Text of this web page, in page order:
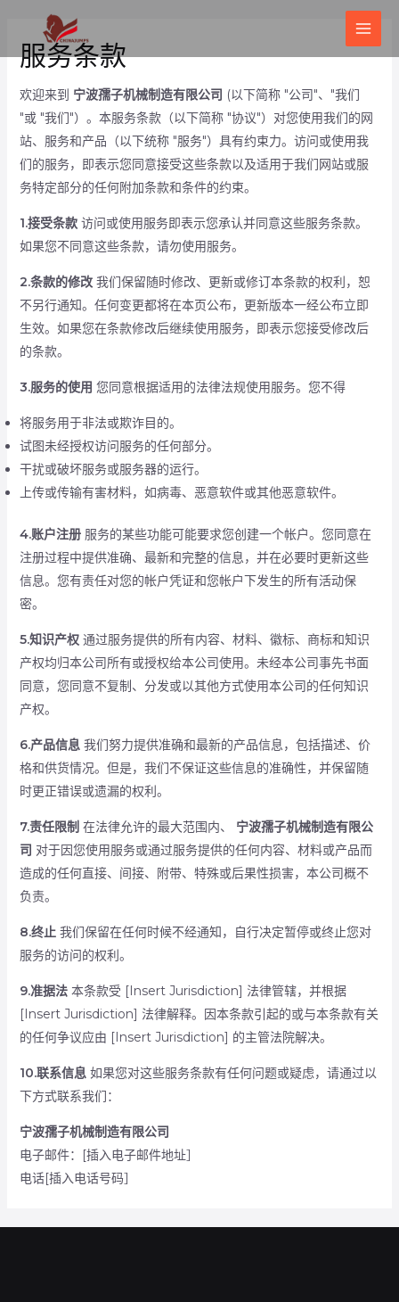
内
主
菜
服务条款
欢迎来到 宁波孺子机械制造有限公司 (以下简称 "公司"、"我们
"或 "我们"）。本服务条款（以下简称 "协议"）对您使用我们的网
站、服务和产品（以下统称 "服务"）具有约束力。访问或使用我
们的服务，即表示您同意接受这些条款以及适用于我们网站或服
务特定部分的任何附加条款和条件的约束。
1.接受条款访问或使用服务即表示您承认并同意这些服务条款。
如果您不同意这些条款，请勿使用服务。
2.条款的修改我们保留随时修改、更新或修订本条款的权利，恕
不另行通知。任何变更都将在本页公布，更新版本一经公布立即
生效。如果您在条款修改后继续使用服务，即表示您接受修改后
的条款。
3.服务的使用 您同意根据适用的法律法规使用服务。您不得
将服务用于非法或欺诈目的。
试图未经授权访问服务的任何部分。
干扰或破坏服务或服务器的运行。
上传或传输有害材料，如病毒、恶意软件或其他恶意软件。
4.账户注册服务的某些功能可能要求您创建一个帐户。您同意在
注册过程中提供准确、最新和完整的信息，并在必要时更新这些
信息。您有责任对您的帐户凭证和您帐户下发生的所有活动保
密。
5.知识产权通过服务提供的所有内容、材料、徽标、商标和知识
产权均归本公司所有或授权给本公司使用。未经本公司事先书面
同意，您同意不复制、分发或以其他方式使用本公司的任何知识
产权。
6.产品信息我们努力提供准确和最新的产品信息，包括描述、价
格和供货情况。但是，我们不保证这些信息的准确性，并保留随
时更正错误或遗漏的权利。
7.责任限制 在法律允许的最大范围内、 宁波孺子机械制造有限公
司 对于因您使用服务或通过服务提供的任何内容、材料或产品而
造成的任何直接、间接、附带、特殊或后果性损害，本公司概不
负责。
8.终止我们保留在任何时候不经通知，自行决定暂停或终止您对
服务的访问的权利。
9.准据法本条款受 [Insert Jurisdiction] 法律管辖，并根据
[Insert Jurisdiction] 法律解释。因本条款引起的或与本条款有关
的任何争议应由 [Insert Jurisdiction] 的主管法院解决。
10.联系信息如果您对这些服务条款有任何问题或疑虑，请通过以
下方式联系我们：
宁波孺子机械制造有限公司
电子邮件：[插入电子邮件地址］
电话[插入电话号码］